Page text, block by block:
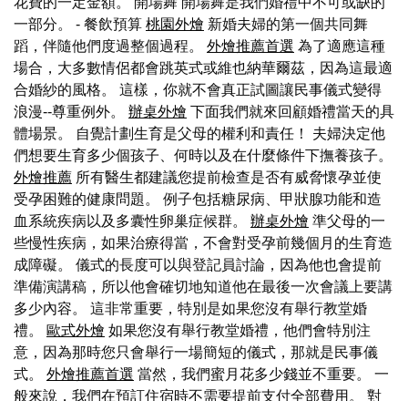
一部分。 - 餐飲預算 桃園外燴 新婚夫婦的第一個共同舞
蹈，伴隨他們度過整個過程。 外燴推薦首選 為了適應這種
場合，大多數情侶都會跳英式或維也納華爾茲，因為這最適
合婚紗的風格。 這樣，你就不會真正試圖讓民事儀式變得
浪漫--尊重例外。 辦桌外燴 下面我們就來回顧婚禮當天的具
體場景。 自覺計劃生育是父母的權利和責任！ 夫婦決定他
們想要生育多少個孩子、何時以及在什麼條件下撫養孩子。
外燴推薦 所有醫生都建議您提前檢查是否有威脅懷孕並使
受孕困難的健康問題。 例子包括糖尿病、甲狀腺功能和造
血系統疾病以及多囊性卵巢症候群。 辦桌外燴 準父母的一
些慢性疾病，如果治療得當，不會對受孕前幾個月的生育造
成障礙。 儀式的長度可以與登記員討論，因為他也會提前
準備演講稿，所以他會確切地知道他在最後一次會議上要講
多少內容。 這非常重要，特別是如果您沒有舉行教堂婚
禮。
歐式外燴 如果您沒有舉行教堂婚禮，他們會特別注
意，因為那時您只會舉行一場簡短的儀式，那就是民事儀
式。 外燴推薦首選 當然，我們蜜月花多少錢並不重要。 一
般來說，我們在預訂住宿時不需要提前支付全部費用。 對